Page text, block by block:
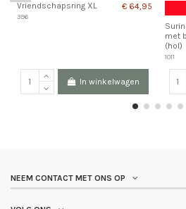
Vriendschapsring XL
396
€ 64,95
In winkelwagen
met
(hol)
1011
NEEM CONTACT MET ONS OP